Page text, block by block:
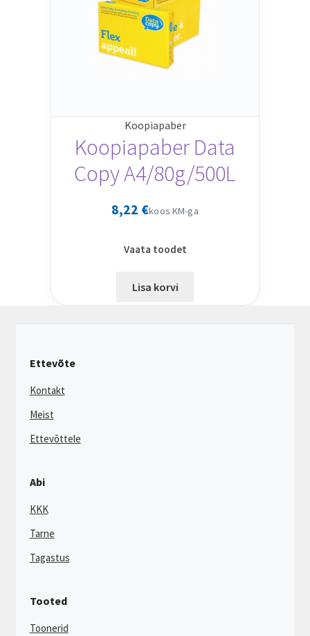
Koopiapaber
Koopiapaber Data
Copy A4/80g/500L
8,22 €koos KM-ga
Vaata toodet
Lisa korvi
Ettevõte
Kontakt
Meist
Ettevõttele
Abi
KKK
Tarne
Tagastus
Tooted
Toonerid